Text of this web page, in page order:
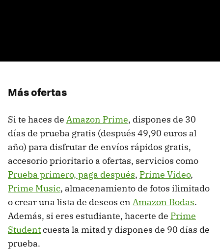
Más ofertas
Si te haces de Amazon Prime, dispones de 30
días de prueba gratis (después 49,90 euros al
año) para disfrutar de envíos rápidos gratis,
accesorio prioritario a ofertas, servicios como
Prueba primero, paga después, Prime Video,
Prime Music, almacenamiento de fotos ilimitado
o crear una lista de deseos en Amazon Bodas.
Además, si eres estudiante, hacerte de Prime
Studentcuesta la mitad y dispones de 90 días de
prueba.